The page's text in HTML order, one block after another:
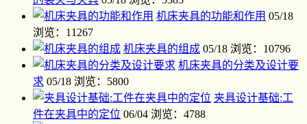
机床夹具的功能和作用 05/18
浏览：11267
机床夹具的组成 05/18 浏览：10796
机床夹具的分类及设计要
求 05/18 浏览：5800
夹具设计基础:工
件在夹具中的定位 06/04 浏览：4788